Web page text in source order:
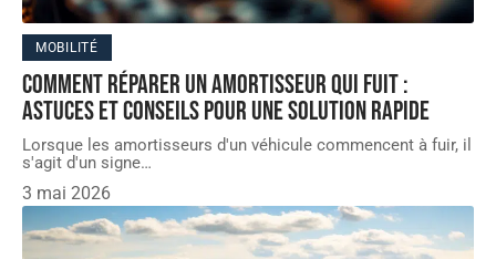
MOBILITÉ
Comment réparer un amortisseur qui fuit :
astuces et conseils pour une solution rapide
Lorsque les amortisseurs d'un véhicule commencent à fuir, il
s'agit d'un signe…
3 mai 2026